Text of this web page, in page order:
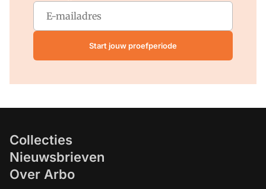
Start jouw proefperiode
Collecties
Nieuwsbrieven
Over Arbo